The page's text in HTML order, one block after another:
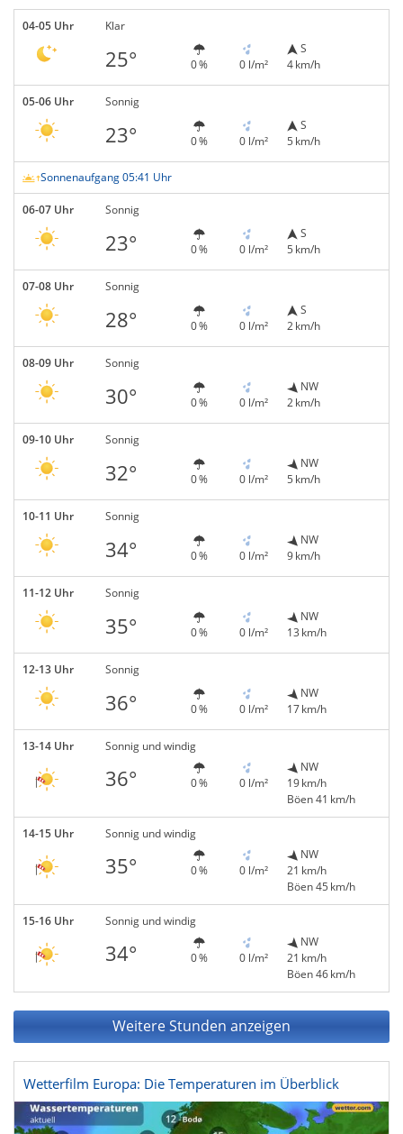
04-05 Uhr Klar
25° 0 % 0 l/m²
S
4 km/h
05-06 Uhr Sonnig
23° 0 % 0 l/m²
S
5 km/h
Sonnenaufgang 05:41 Uhr
06-07 Uhr Sonnig
23° 0 % 0 l/m²
S
5 km/h
07-08 Uhr Sonnig
28° 0 % 0 l/m²
S
2 km/h
08-09 Uhr Sonnig
30° 0 % 0 l/m²
NW
2 km/h
09-10 Uhr Sonnig
32° 0 % 0 l/m²
NW
5 km/h
10-11 Uhr Sonnig
34° 0 % 0 l/m²
NW
9 km/h
11-12 Uhr Sonnig
35° 0 % 0 l/m²
NW
13 km/h
12-13 Uhr Sonnig
36° 0 % 0 l/m²
NW
17 km/h
13-14 Uhr Sonnig und windig
36° 0 % 0 l/m²
NW
19 km/h
Böen 41 km/h
14-15 Uhr Sonnig und windig
35° 0 % 0 l/m²
NW
21 km/h
Böen 45 km/h
15-16 Uhr Sonnig und windig
34° 0 % 0 l/m²
NW
21 km/h
Böen 46 km/h
Weitere Stunden anzeigen
Wetterfilm Europa: Die Temperaturen im Überblick